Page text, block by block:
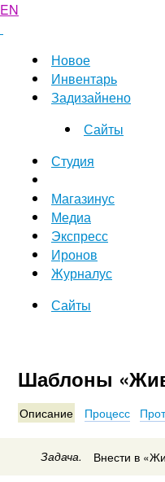
EN
Новое
Инвентарь
Задизайнено
Сайты
Студия
Магазинус
Медиа
Экспресс
Иронов
Журналус
Сайты
Шаблоны
Описание Процесс
Задача. Внести в